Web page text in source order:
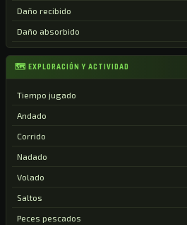
Daño recibido
Daño absorbido
🗺 EXPLORACIÓN Y ACTIVIDAD
Tiempo jugado
Andado
Corrido
Nadado
Volado
Saltos
Peces pescados